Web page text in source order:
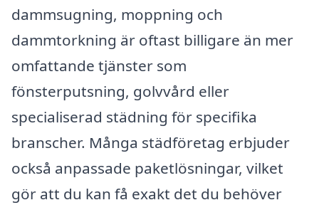
dammsugning, moppning och
dammtorkning är oftast billigare än mer
omfattande tjänster som
fönsterputsning, golvvård eller
specialiserad städning för specifika
branscher. Många städföretag erbjuder
också anpassade paketlösningar, vilket
gör att du kan få exakt det du behöver